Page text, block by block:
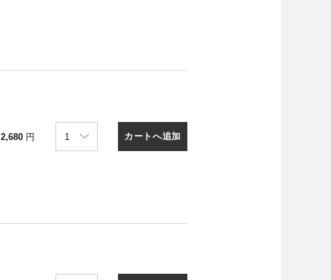
2,680 円 カートへ追加